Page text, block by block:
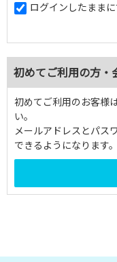
ログインしたまま
初めてご利用の方・
初めてご利用のお客様
い。
メールアドレスとパス
できるようになります。